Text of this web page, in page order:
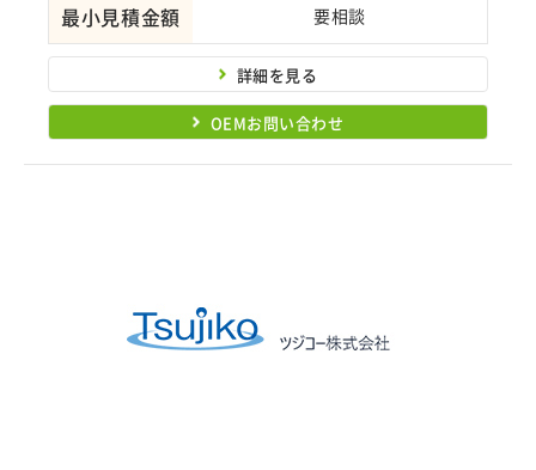
最小見積金額 要相談
詳細を見る
OEMお問い合わせ